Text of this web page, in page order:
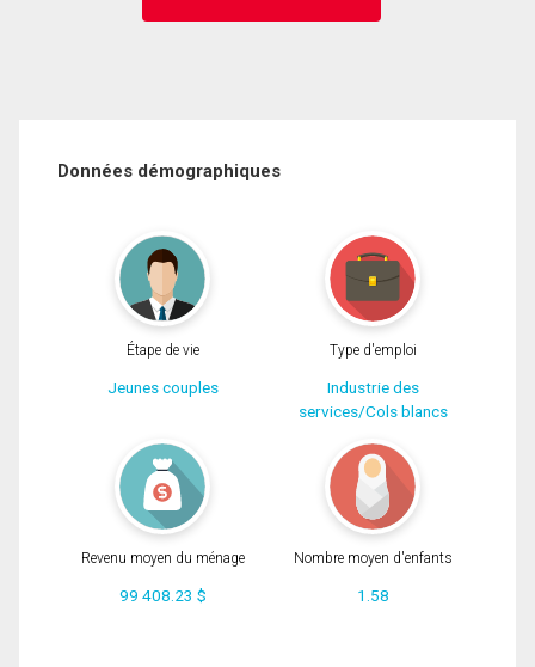
Données démographiques
Étape de vie
Jeunes couples
Type d'emploi
Industrie des
services/Cols blancs
Revenu moyen du ménage
99 408.23 $
Nombre moyen d'enfants
1.58